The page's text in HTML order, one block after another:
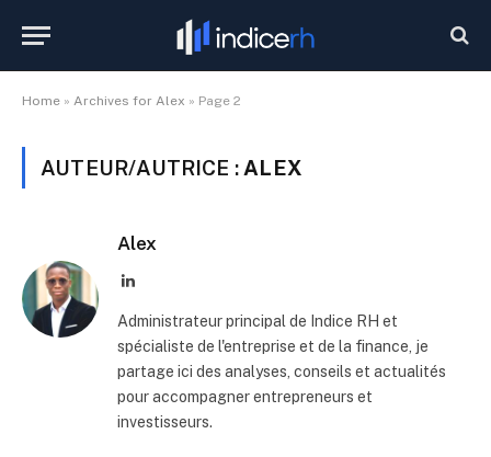
Home » Archives for Alex » Page 2
AUTEUR/AUTRICE : ALEX
Alex
LinkedIn
Administrateur principal de Indice RH et
spécialiste de l'entreprise et de la finance, je
partage ici des analyses, conseils et actualités
pour accompagner entrepreneurs et
investisseurs.